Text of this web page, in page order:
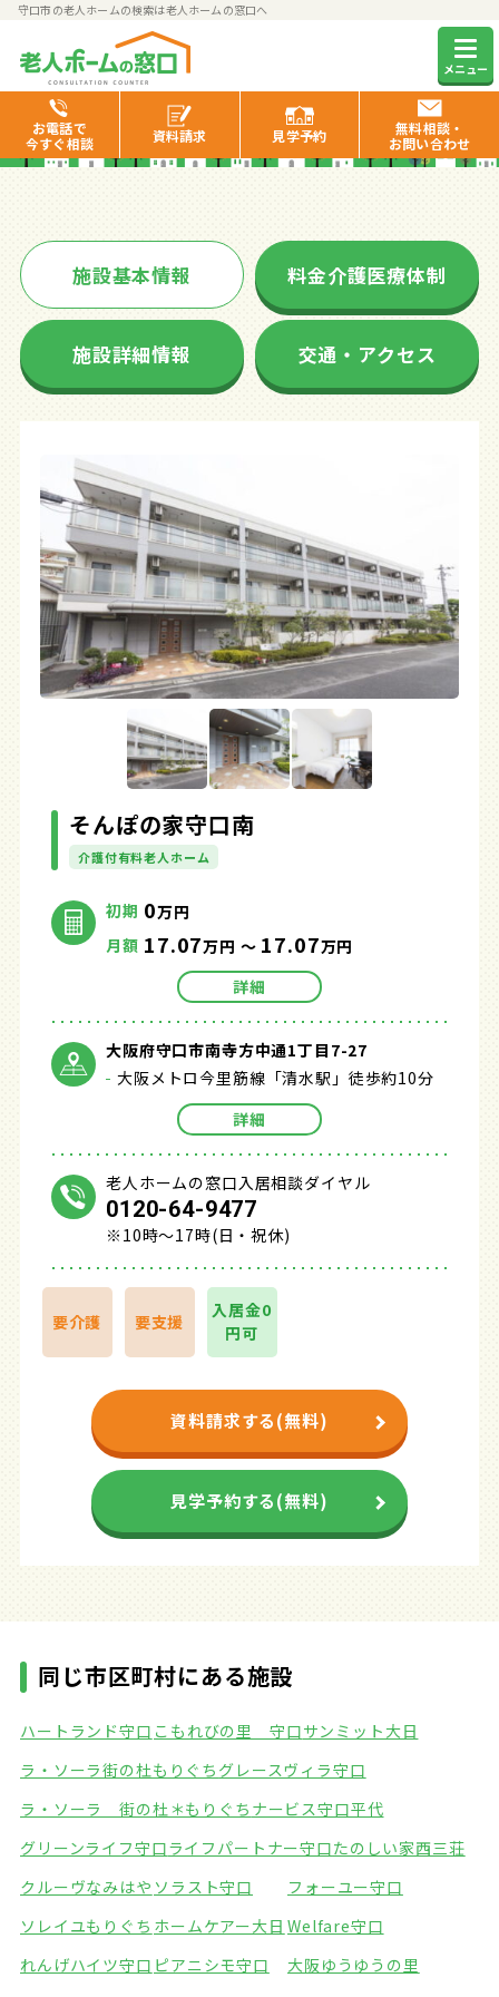
守口市の老人ホームの検索は老人ホームの窓口へ
メニュー
お電話で
今すぐ相談
資料請求 見学予約
無料相談・
お問い合わせ
そんぽの家守口南
施設基本情報 料金介護医療体制
施設詳細情報 交通・アクセス
そんぽの家守口南
介護付有料老人ホーム
初期 0万円
月額 17.07万円 ～ 17.07万円
詳細
大阪府守口市南寺方中通1丁目7-27
大阪メトロ今里筋線「清水駅」徒歩約10分
詳細
老人ホームの窓口入居相談ダイヤル
0120-64-9477
※10時～17時(日・祝休)
要介護 要支援
入居金0
円可
資料請求する(無料)
見学予約する(無料)
同じ市区町村にある施設
ハートランド守口 こもれびの里 守口サンミット大日
ラ・ソーラ街の杜もりぐち グレースヴィラ守口
ラ・ソーラ 街の杜＊もりぐち ナービス守口平代
グリーンライフ守口ライフパートナー守口たのしい家西三荘
クルーヴなみはや ソラスト守口
フォーユー守口
ソレイユもりぐち ホームケアー大日 Welfare守口
れんげハイツ守口 ピアニシモ守口
大阪ゆうゆうの里